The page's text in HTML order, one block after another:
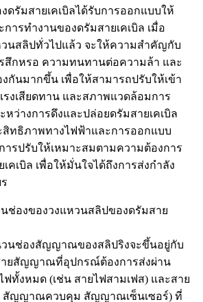
ดรัมสายเคเบิลได้รับการออกแบบให้
ารทำงานของดรัมสายเคเบิล เมื่อ
วนสลิปทั่วไปแล้ว จะให้ความสำคัญกับ
สึกหรอ ความทนทานต่อความล้า และ
กันมากขึ้น เพื่อให้สามารถปรับให้เข้า
งเสียดทาน และสภาพแวดล้อมการ
หว่างการดึงและปล่อยดรัมสายเคเบิล
สิทธิภาพทางไฟฟ้าและการออกแบบ
ารปรับให้เหมาะสมตามความต้องการ
คเบิล เพื่อให้มั่นใจได้ถึงการส่งกำลัง
ช่องของวงแหวนสลิปของดรัมสาย
วนช่องสัญญาณของสลิปริงจะขึ้นอยู่กับ
ายสัญญาณที่อุปกรณ์ต้องการส่งผ่าน
ทั้งหมด (เช่น สายไฟสามเฟส) และสาย
สัญญาณควบคุม สัญญาณเซ็นเซอร์) ที่